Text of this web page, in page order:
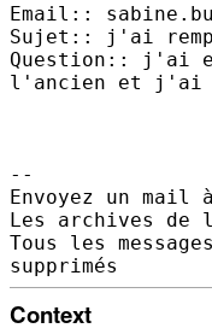
Email::
Sujet:: j'ai
Question:: j'ai
l'ancien et j'ai
--
Envoyez un
Les archives
Tous les
Context